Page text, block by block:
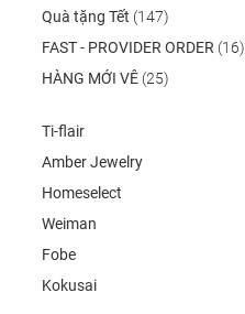
Quà tặng Tết (147)
FAST - PROVIDER ORDER (16)
HÀNG MỚI VÊ (25)
Ti-flair
Amber Jewelry
Homeselect
Weiman
Fobe
Kokusai